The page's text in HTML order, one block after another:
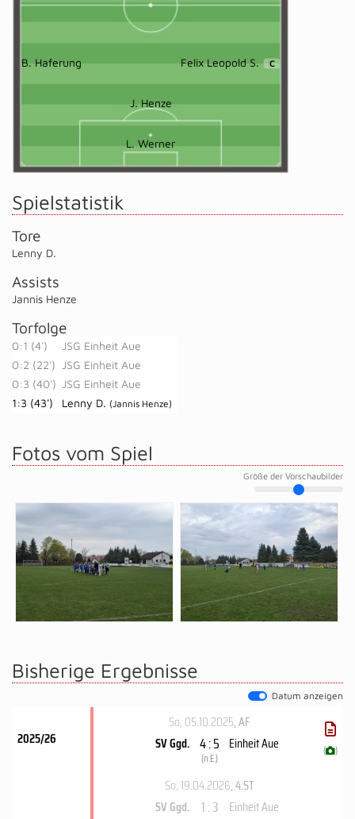
B. Haferung Felix Leopold S. C
J. Henze
L. Werner
Spielstatistik
Tore
Lenny D.
Assists
Jannis Henze
Torfolge
0:1 (4')
JSG Einheit Aue
0:2 (22')
JSG Einheit Aue
0:3 (40')
JSG Einheit Aue
1:3 (43')
Lenny D. (Jannis Henze)
Fotos vom Spiel
Größe der Vorschaubilder
Bisherige Ergebnisse
Datum anzeigen
2025/26
So, 05.10.2025, AF
SV Ggd. 4 : 5
(n.E.)
Einheit Aue ( )
So, 19.04.2026, 4.ST
SV Ggd. 1 : 3 Einheit Aue